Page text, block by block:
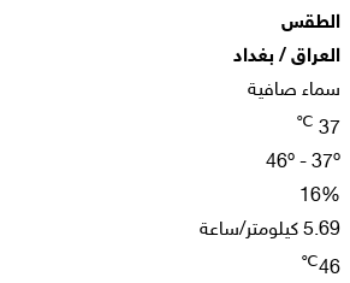
الطقس
العراق / بغداد
سماء صافية
37
℃
46º - 37º
16%
5.69 كيلومتر/ساعة
46
℃